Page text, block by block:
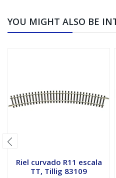
YOU MIGHT ALSO BE
Riel curvado R11 escala
TT, Tillig 83109